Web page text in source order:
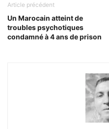
Article précédent
Un Marocain atteint de
troubles psychotiques
condamné à 4 ans de prison